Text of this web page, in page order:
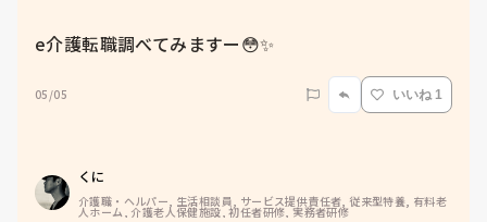
e介護転職調べてみますー😳✨
05/05 いいね 1
くに
介護職・ヘルパー, 生活相談員, サービス提供責任者, 従来型特養, 有料老
人ホーム, 介護老人保健施設, 初任者研修, 実務者研修